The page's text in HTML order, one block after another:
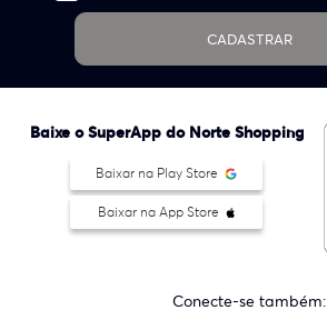
CADASTRAR
Baixe o SuperApp do Norte Shopping
Baixar na Play Store
Baixar na App Store
Conecte-se também: